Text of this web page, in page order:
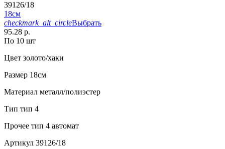
39126/18
18см
checkmark_alt_circleВыбрать
95.28 р.
По 10 шт
Цвет золото/хаки
Размер 18см
Материал металл/полиэстер
Тип тип 4
Прочее тип 4 автомат
Артикул 39126/18